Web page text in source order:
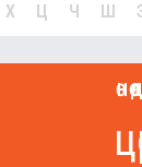
Х Ц Ч Ш